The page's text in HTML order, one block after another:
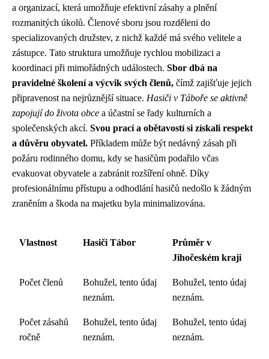
a organizací, která umožňuje efektivní zásahy a plnění
rozmanitých úkolů. Členové sboru jsou rozděleni do
specializovaných družstev, z nichž každé má svého velitele a
zástupce. Tato struktura umožňuje rychlou mobilizaci a
koordinaci při mimořádných událostech. Sbor dbá na
pravidelné školení a výcvik svých členů, čímž zajišťuje jejich
připravenost na nejrůznější situace. Hasiči v Táboře se aktivně
zapojují do života obce a účastní se řady kulturních a
společenských akcí. Svou prací a obětavostí si získali respekt
a důvěru obyvatel. Příkladem může být nedávný zásah při
požáru rodinného domu, kdy se hasičům podařilo včas
evakuovat obyvatele a zabránit rozšíření ohně. Díky
profesionálnímu přístupu a odhodlání hasičů nedošlo k žádným
zraněním a škoda na majetku byla minimalizována.
Vlastnost Hasiči Tábor
Průměr v
Jihočeském kraji
Počet členů
Bohužel, tento údaj
neznám.
Bohužel, tento údaj
neznám.
Počet zásahů
ročně
Bohužel, tento údaj
neznám.
Bohužel, tento údaj
neznám.